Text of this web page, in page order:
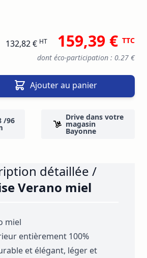
132,82 € HT 159,39 € TTC
dont éco-participation : 0.27 €
Ajouter au panier
/96 Drive dans votre
magasin
Bayonne
détaillée /
Verano miel
miel
entièrement 100%
et élégant, léger et